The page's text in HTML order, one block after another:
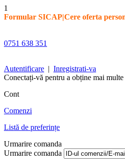
1
Formular SICAP|Cere oferta
0751 638 351
Autentificare | Inregistrati-va
Conectați-vă pentru a obține mai
Cont
Comenzi
Listă de preferințe
Urmarire comanda
Urmarire comanda